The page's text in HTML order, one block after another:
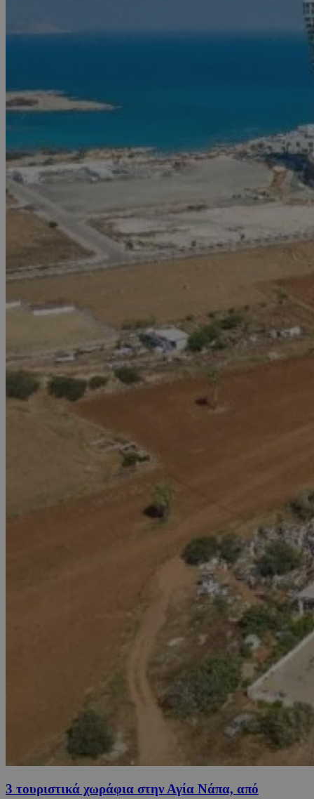
3 τουριστικά χωράφια στην Αγία Νάπα, από